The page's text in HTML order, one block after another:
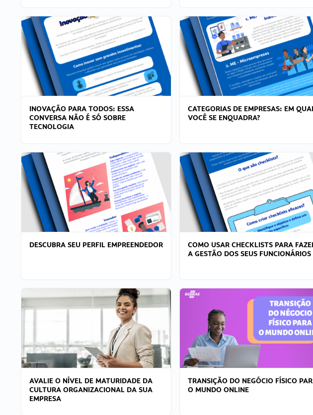
INOVAÇÃO PARA TODOS: ESSA
CONVERSA NÃO É SÓ SOBRE
TECNOLOGIA
CATEGORIAS DE EMPRESAS: EM
VOCÊ SE ENQUADRA?
DESCUBRA SEU PERFIL EMPREENDEDOR
COMO USAR CHECKLISTS PARA
A GESTÃO DOS SEUS FUNCIONÁRIOS
AVALIE O NÍVEL DE MATURIDADE DA
CULTURA ORGANIZACIONAL DA SUA
EMPRESA
TRANSIÇÃO DO NEGÓCIO FÍSICO
O MUNDO ONLINE